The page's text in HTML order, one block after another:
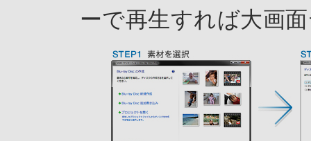
ーで再生すれば大画